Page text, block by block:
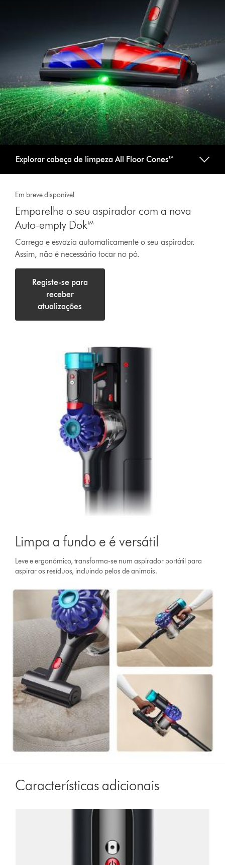
Explorar cabeça de limpeza All Floor Cones™
Em breve disponível
Emparelhe o seu aspirador com a nova
Auto-empty Dok™
Carrega e esvazia automaticamente o seu aspirador.
Assim, não é necessário tocar no pó.
Registe-se para
receber
atualizações
Limpa a fundo e é versátil
Leve e ergonómico, transforma-se num aspirador portátil para
aspirar os resíduos, incluindo pelos de animais.
Características adicionais